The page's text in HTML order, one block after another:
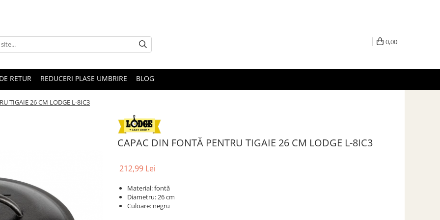
0,00
RETUR REDUCERI PLASE UMBRIRE BLOG
TIGAIE 26 CM LODGE L-8IC3
CAPAC DIN FONTĂ PENTRU TIGAIE 26 CM LODGE L-8IC3
212,99 Lei
Material: fontă
Diametru: 26 cm
Culoare: negru